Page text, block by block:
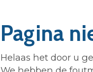
Pagina
Helaas het door u